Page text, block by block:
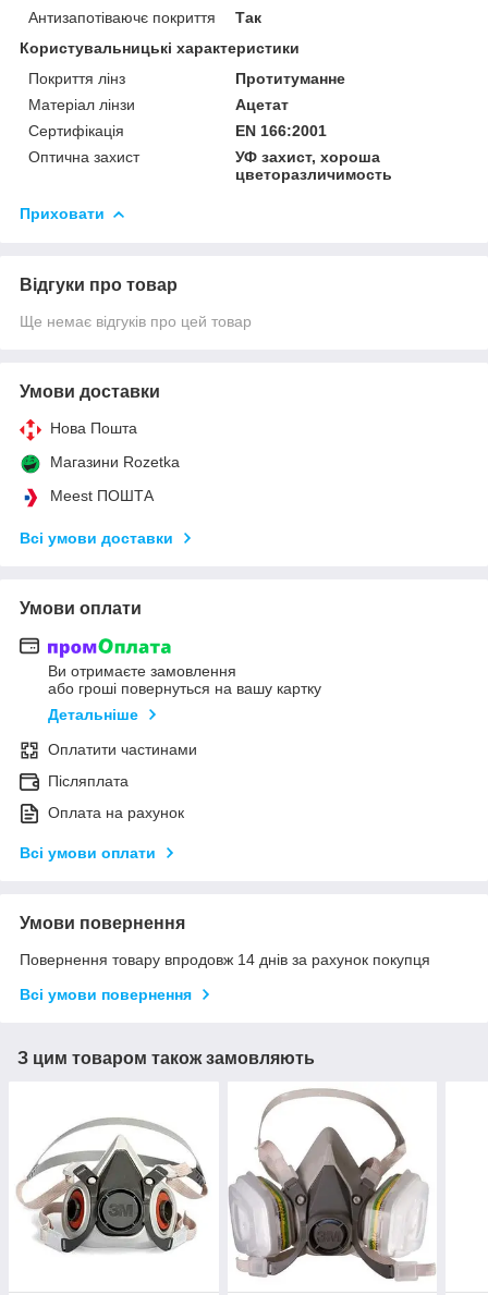
Антизапотіваючє покриття
Так
Користувальницькі характеристики
Покриття лінз
Протитуманне
Матеріал лінзи
Ацетат
Сертифікація
EN 166:2001
Оптична захист
УФ захист, хороша
цветоразличимость
Приховати
Відгуки про товар
Ще немає відгуків про цей товар
Умови доставки
Нова Пошта
Магазини Rozetka
Meest ПОШТА
Всі умови доставки
Умови оплати
Ви отримаєте замовлення
або гроші повернуться на вашу картку
Детальніше
Оплатити частинами
Післяплата
Оплата на рахунок
Всі умови оплати
Умови повернення
Повернення товару впродовж 14 днів за рахунок покупця
Всі умови повернення
З цим товаром також замовляють